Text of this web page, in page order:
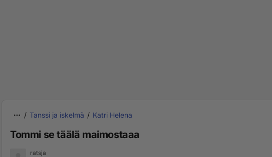
Tanssi ja iskelmä Katri Helena
Tommi se täälä maimostaaa
ratsja